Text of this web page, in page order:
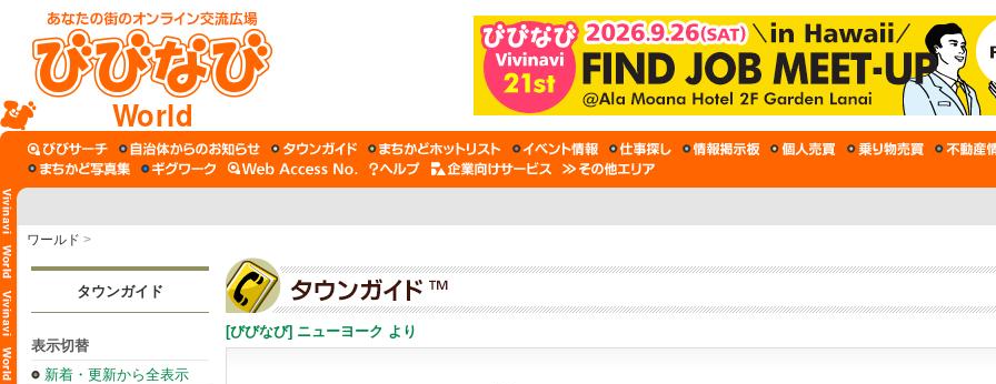
World
ワールド >
タウンガイド
表示切替
新着・更新から全表示
[びびなび] ニューヨーク より